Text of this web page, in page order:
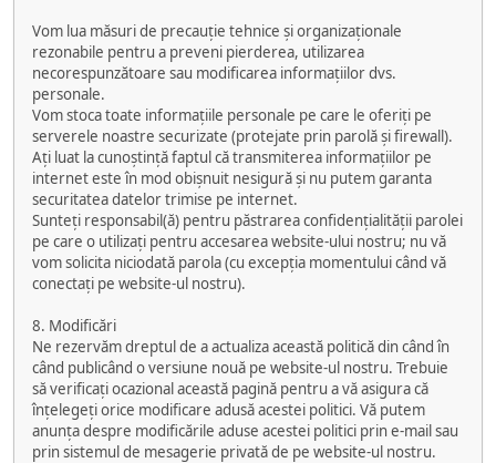
Vom lua măsuri de precauție tehnice și organizaționale
rezonabile pentru a preveni pierderea, utilizarea
necorespunzătoare sau modificarea informațiilor dvs.
personale.
Vom stoca toate informațiile personale pe care le oferiți pe
serverele noastre securizate (protejate prin parolă și firewall).
Ați luat la cunoștință faptul că transmiterea informațiilor pe
internet este în mod obișnuit nesigură și nu putem garanta
securitatea datelor trimise pe internet.
Sunteți responsabil(ă) pentru păstrarea confidențialității parolei
pe care o utilizați pentru accesarea website-ului nostru; nu vă
vom solicita niciodată parola (cu excepția momentului când vă
conectați pe website-ul nostru).
8. Modificări
Ne rezervăm dreptul de a actualiza această politică din când în
când publicând o versiune nouă pe website-ul nostru. Trebuie
să verificați ocazional această pagină pentru a vă asigura că
înțelegeți orice modificare adusă acestei politici. Vă putem
anunța despre modificările aduse acestei politici prin e-mail sau
prin sistemul de mesagerie privată de pe website-ul nostru.